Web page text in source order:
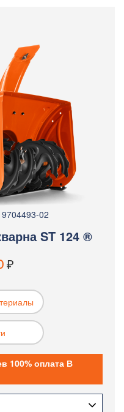
02
ST 124 ®
₽
100% оплата В